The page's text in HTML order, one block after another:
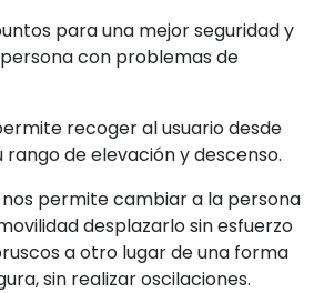
para una mejor seguridad y
con problemas de
recoger al usuario desde
rango de elevación y descenso.
permite cambiar a la persona
desplazarlo sin esfuerzo
a otro lugar de una forma
sin realizar oscilaciones.